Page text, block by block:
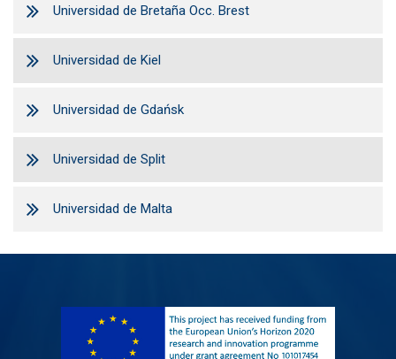
Universidad de Bretaña Occ. Brest
Universidad de Kiel
Universidad de Gdańsk
Universidad de Split
Universidad de Malta